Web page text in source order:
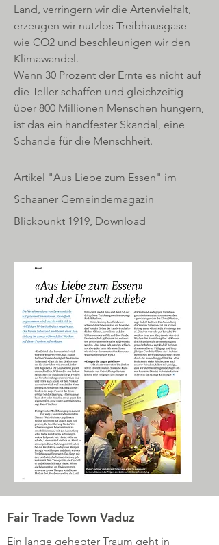
Land, verringern wir die Artenvielfalt,
erzeugen wir nutzlos Treibhausgase
wie CO2 und beschleunigen wir den
Klimawandel.
Wenn 30 Prozent der Ernte es nicht auf
die Teller schaffen und gleichzeitig
über 800 Millionen Menschen hungern,
ist das ein handfester Skandal, eine
Schande für die Menschheit.
Artikel "Aus Liebe zum Essen" im
Schaaner Gemeindemagazin
Blickpunkt 1919, Download
Fair Trade Town Vaduz
Ein lange gehegter Traum geht in